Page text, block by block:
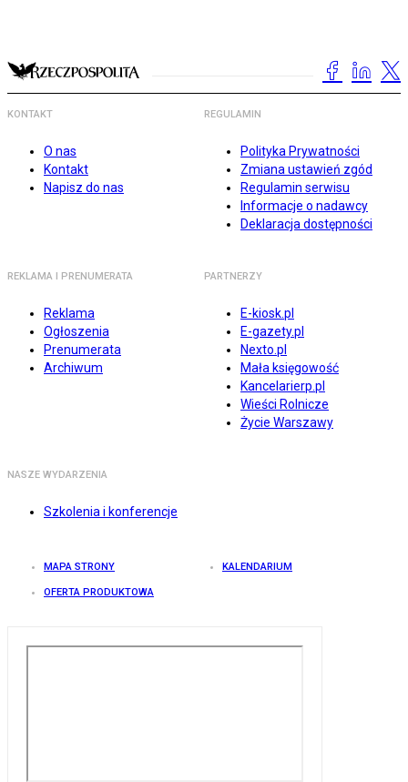
KONTAKT
O nas
Kontakt
Napisz do nas
REGULAMIN
Polityka Prywatności
Zmiana ustawień zgód
Regulamin serwisu
Informacje o nadawcy
Deklaracja dostępności
REKLAMA I PRENUMERATA
Reklama
Ogłoszenia
Prenumerata
Archiwum
PARTNERZY
E-kiosk.pl
E-gazety.pl
Nexto.pl
Mała księgowość
Kancelarierp.pl
Wieści Rolnicze
Życie Warszawy
NASZE WYDARZENIA
Szkolenia i konferencje
MAPA STRONY KALENDARIUM
OFERTA PRODUKTOWA